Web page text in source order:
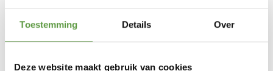
Toestemming Details Over
Deze website maakt gebruik van cookies